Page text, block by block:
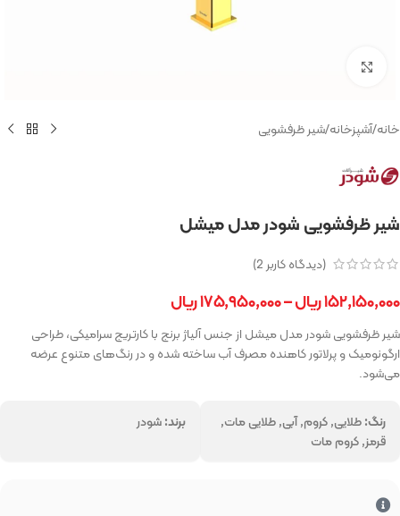
خانه/آشپزخانه/شیر ظرفشویی
شیر ظرفشویی شودر مدل میشل
(دیدگاه کاربر 2
)
۱۵۲,۱۵۰,۰۰۰ریال–۱۷۵,۹۵۰,۰۰۰ریال
شیر ظرفشویی شودر مدل میشل از جنس آلیاژ برنج با کارتریج سرامیکی، طراحی
ارگونومیک و پرلاتور کاهنده مصرف آب ساخته شده و در رنگ‌های متنوع عرضه
می‌شود.
رنگ:طلایی, کروم, آبی, طلایی مات,
قرمز, کروم مات
برند:شودر